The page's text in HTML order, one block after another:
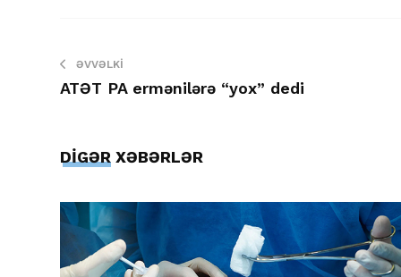
ƏVVƏLKI
ATƏT PA ermənilərə “yox” dedi
DİGƏR XƏBƏRLƏR